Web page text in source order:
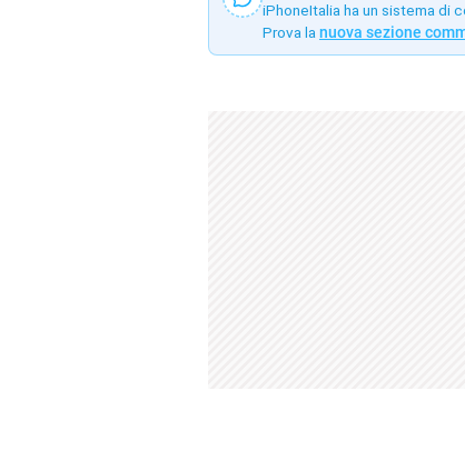
iPhoneItalia ha un sistema di
Prova la nuova sezione